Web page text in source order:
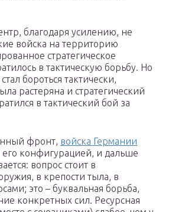
благодаря усилению, не
войска на территорию
стратегическое
в тактическую борьбу. Но
бороться тактически,
растеряна и стратегический
в тактический бой за
фронт, войска Германии
его конфигурацией, и дальше
вопрос стоит в
в крепости тыла, в
это – буквальная борьба,
конкретных сил. Ресурсная